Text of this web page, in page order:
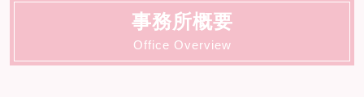
事務所概要
Office Overview